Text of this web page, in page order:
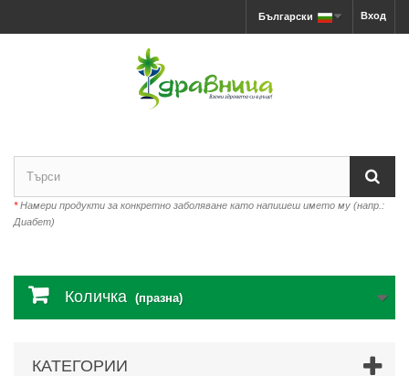
Вход
Български
*Намери продукти за конкретно заболяване като напишеш името му (напр.:
Диабет)
Количка (празна)
КАТЕГОРИИ